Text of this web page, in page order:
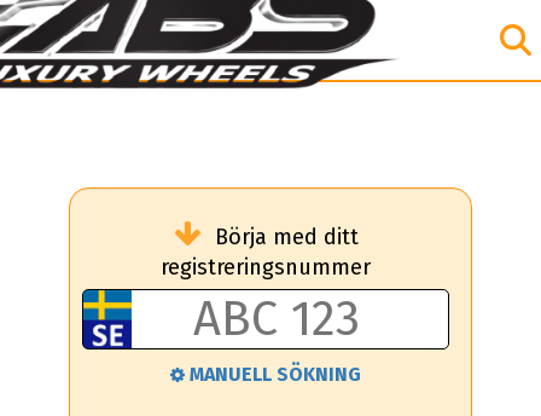
Börja med ditt
registreringsnummer
MANUELL SÖKNING